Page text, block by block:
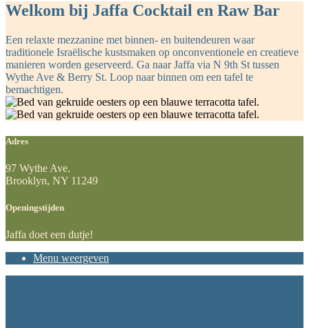
Welkom bij Jaffa Cocktail en Raw Bar
Een relaxte mezzanine met binnen- en buitendeuren waar
traditionele Israëlische kustsmaken op onconventionele en creatieve
manieren worden geserveerd. Ga naar Jaffa via N 9th St tussen
Wythe Ave & Berry St. Loop naar binnen om een tafel te
bemachtigen.
Adres
97 Wythe Ave.
Brooklyn, NY 11249
Openingstijden
Jaffa doet een dutje!
Menu weergeven